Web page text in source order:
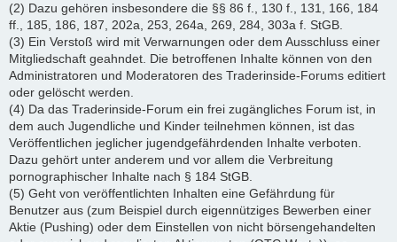
(2) Dazu gehören insbesondere die §§ 86 f., 130 f., 131, 166, 184
ff., 185, 186, 187, 202a, 253, 264a, 269, 284, 303a f. StGB.
(3) Ein Verstoß wird mit Verwarnungen oder dem Ausschluss einer
Mitgliedschaft geahndet. Die betroffenen Inhalte können von den
Administratoren und Moderatoren des Traderinside-Forums editiert
oder gelöscht werden.
(4) Da das Traderinside-Forum ein frei zugängliches Forum ist, in
dem auch Jugendliche und Kinder teilnehmen können, ist das
Veröffentlichen jeglicher jugendgefährdenden Inhalte verboten.
Dazu gehört unter anderem und vor allem die Verbreitung
pornographischer Inhalte nach § 184 StGB.
(5) Geht von veröffentlichten Inhalten eine Gefährdung für
Benutzer aus (zum Beispiel durch eigennütziges Bewerben einer
Aktie (Pushing) oder dem Einstellen von nicht börsengehandelten